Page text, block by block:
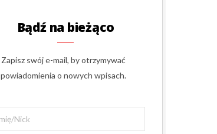
Bądź na bieżąco
Zapisz swój e-mail, by otrzymywać
powiadomienia o nowych wpisach.